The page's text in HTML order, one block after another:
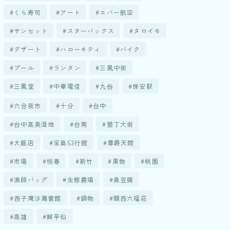
くら寿司 アート エバー航空
サンセット スターバックス タロイモ
デザート ハローキティ バイク
プール ランタン 三鳳中街
三鳳堂 中華電信 九份 保安駅
六合夜市 十分 台中
台中高美湿地 台南 墾丁大街
大飯店 宝島53行館 尊爵天際
市場 恒春 新竹 果物 桃園
漁師バッグ 生態農場 臭豆腐
西子灣沙灘會館 鍋物 關西六福莊
高雄 鮮芋仙